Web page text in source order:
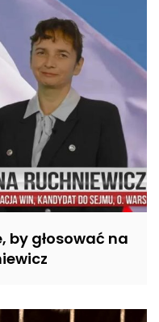
by głosować na